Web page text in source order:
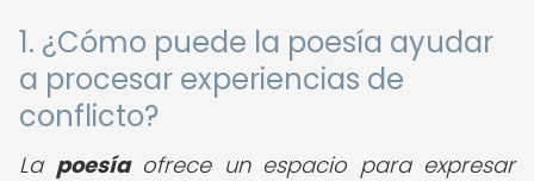
1. ¿Cómo puede la poesía ayudar
a procesar experiencias de
conflicto?
La poesíaofrece un espacio para expresar